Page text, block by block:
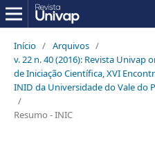
Início / Arquivos /
v. 22 n. 40 (2016): Revista Univap
de Iniciação Científica, XVI
INID da Universidade do Vale do
/
Resumo - INIC